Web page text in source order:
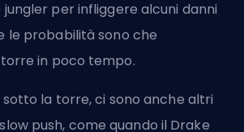
per infliggere alcuni danni
le probabilità sono che
in poco tempo.
la torre, ci sono anche altri
push, come quando il Drake